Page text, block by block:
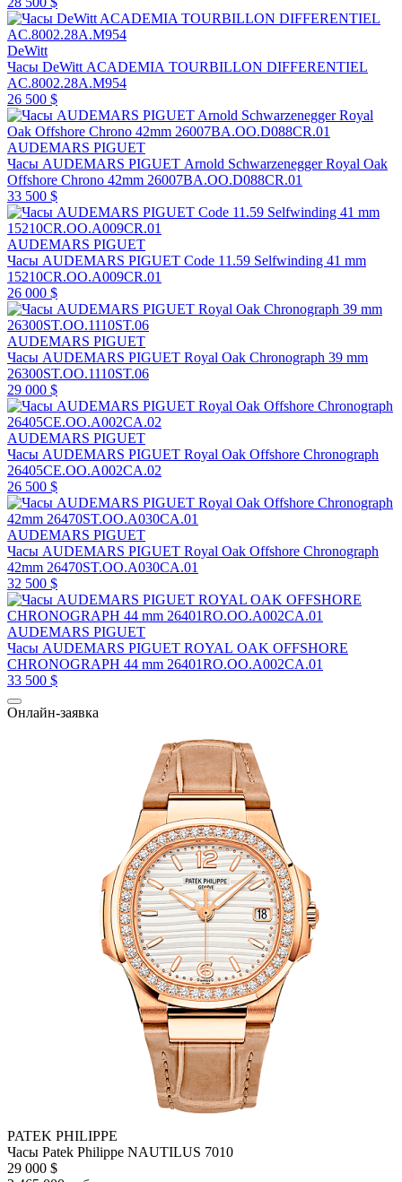
DeWitt
Часы DeWitt ACADEMIA TOURBILLON DIFFERENTIEL
AC.8002.28A.M954
26 500 $
AUDEMARS PIGUET
Часы AUDEMARS PIGUET Arnold Schwarzenegger Royal Oak
Offshore Chrono 42mm 26007BA.OO.D088CR.01
33 500 $
AUDEMARS PIGUET
Часы AUDEMARS PIGUET Code 11.59 Selfwinding 41 mm
15210CR.OO.A009CR.01
26 000 $
AUDEMARS PIGUET
Часы AUDEMARS PIGUET Royal Oak Chronograph 39 mm
26300ST.OO.1110ST.06
29 000 $
AUDEMARS PIGUET
Часы AUDEMARS PIGUET Royal Oak Offshore Chronograph
26405CE.OO.A002CA.02
26 500 $
AUDEMARS PIGUET
Часы AUDEMARS PIGUET Royal Oak Offshore Chronograph
42mm 26470ST.OO.A030CA.01
32 500 $
AUDEMARS PIGUET
Часы AUDEMARS PIGUET ROYAL OAK OFFSHORE
CHRONOGRAPH 44 mm 26401RO.OO.A002CA.01
33 500 $
Онлайн-заявка
PATEK PHILIPPE
Часы Patek Philippe NAUTILUS 7010
29 000 $